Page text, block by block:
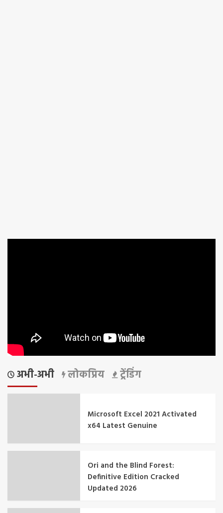
अभी-अभी लोकप्रिय ट्रेंडिंग
Microsoft Excel 2021 Activated
x64 Latest Genuine
Ori and the Blind Forest:
Definitive Edition Cracked
Updated 2026